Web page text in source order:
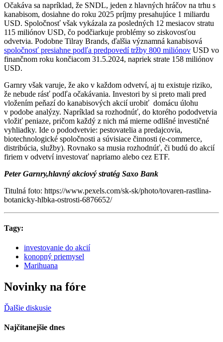
Očakáva sa napríklad, že SNDL, jeden z hlavných hráčov na trhu s
kanabisom, dosiahne do roku 2025 príjmy presahujúce 1 miliardu
USD. Spoločnosť však vykázala za posledných 12 mesiacov stratu
115 miliónov USD, čo podčiarkuje problémy so ziskovosťou
odvetvia. Podobne Tilray Brands, ďalšia významná kanabisová
spoločnosť presiahne podľa predpovedí tržby 800 miliónov USD vo
finančnom roku končiacom 31.5.2024, napriek strate 158 miliónov
USD.
Garnry však varuje, že ako v každom odvetví, aj tu existuje riziko,
že nebude rásť podľa očakávania. Investori by si preto mali pred
vložením peňazí do kanabisových akcií urobiť domácu úlohu
v podobe analýzy. Napríklad sa rozhodnúť, do ktorého pododvetvia
vložiť peniaze, pričom každý z nich má mierne odlišné investičné
vyhliadky. Ide o pododvetvie: pestovatelia a predajcovia,
biotechnologické spoločnosti a súvisiace činnosti (e-commerce,
distribúcia, služby). Rovnako sa musia rozhodnúť, či budú do akcií
firiem v odvetví investovať napriamo alebo cez ETF.
Peter Garnry,hlavný akciový stratég Saxo Bank
Titulná foto: https://www.pexels.com/sk-sk/photo/tovaren-rastlina-
botanicky-hlbka-ostrosti-6876652/
Tagy:
investovanie do akcií
konopný priemysel
Marihuana
Novinky na fóre
Ďalšie diskusie
Najčítanejšie dnes